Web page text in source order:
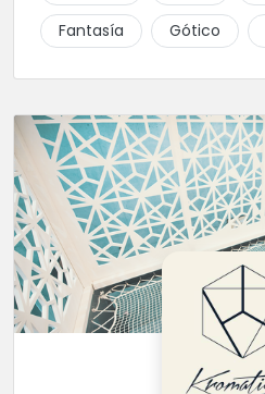
Fantasía
Gótico